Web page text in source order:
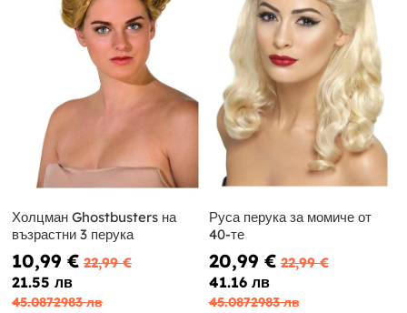
Холцман Ghostbusters на
възрастни 3 перука
10,99 € 22,99 €
21.55 лв
45.0872983 лв
Руса перука за момиче от
40-те
20,99 € 22,99 €
41.16 лв
45.0872983 лв